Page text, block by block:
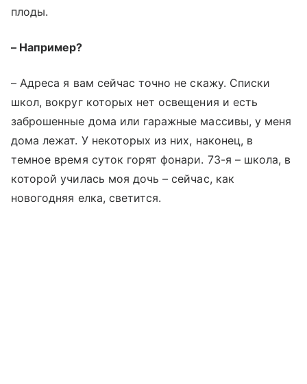
плоды.
– Например?
– Адреса я вам сейчас точно не скажу. Списки
школ, вокруг которых нет освещения и есть
заброшенные дома или гаражные массивы, у меня
дома лежат. У некоторых из них, наконец, в
темное время суток горят фонари. 73-я – школа, в
которой училась моя дочь – сейчас, как
новогодняя елка, светится.